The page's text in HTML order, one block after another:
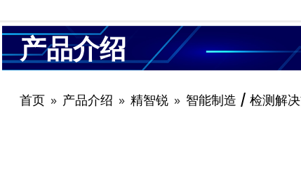
产品介绍
首页 产品介绍 精智锐 智能制造 / 检测解